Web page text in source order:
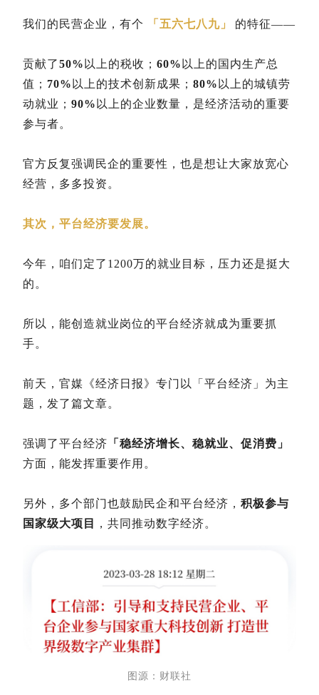
我们的民营企业，有个 「五六七八九」 的特征——
贡献了50%以上的税收； 60%以上的国内生产总
值； 70%以上的技术创新成果； 80%以上的城镇劳
动就业； 90%以上的企业数量，是经济活动的重要
参与者。
官方反复强调民企的重要性，也是想让大家放宽心
经营，多多投资。
其次，平台经济要发展。
今年，咱们定了1200万的就业目标，压力还是挺大
的。
所以，能创造就业岗位的平台经济就成为重要抓
手。
前天，官媒《经济日报》专门以「平台经济」为主
题，发了篇文章。
强调了平台经济 「稳经济增长、稳就业、促消费」
方面，能发挥重要作用。
另外，多个部门也鼓励民企和平台经济， 积极参与
国家级大项目
，共同推动数字经济。
图源： 财联社